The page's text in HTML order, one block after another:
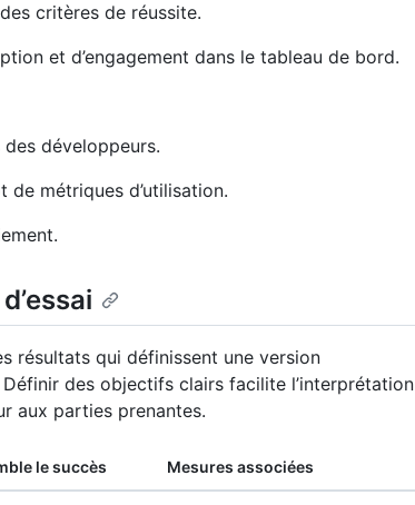
critères de réussite.
et d’engagement dans le tableau de bord.
développeurs.
de métriques d’utilisation.
résultats qui définissent une version
des objectifs clairs facilite l’interprétation
aux parties prenantes.
le succès Mesures associées